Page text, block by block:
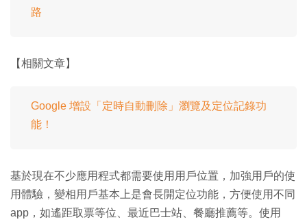
路
【相關文章】
Google 增設「定時自動刪除」瀏覽及定位記錄功
能！
基於現在不少應用程式都需要使用用戶位置，加強用戶的使
用體驗，變相用戶基本上是會長開定位功能，方便使用不同
app，如遙距取票等位、最近巴士站、餐廳推薦等。使用